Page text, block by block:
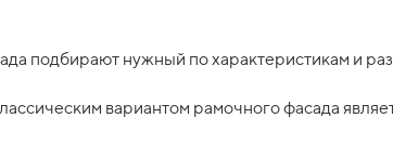
подбирают нужный по характеристикам и
вариантом рамочного фасада